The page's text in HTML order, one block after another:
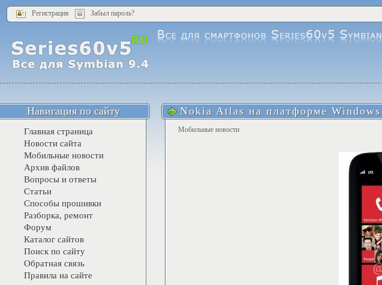
Регистрация Забыл пароль?
Nokia Atlas на платформе Windows
Мобильные новости
Навигация по сайту
Главная страница
Новости сайта
Мобильные новости
Архив файлов
Вопросы и ответы
Статьи
Способы прошивки
Разборка, ремонт
Форум
Каталог сайтов
Поиск по сайту
Обратная связь
Правила на сайте